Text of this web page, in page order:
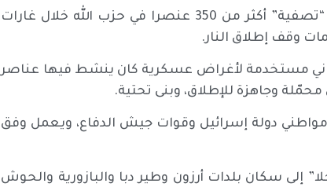
أعلن الجيش الإسرائيلي، اليوم الثلاثاء، أنه تمكن من “تصفية” أكثر من 350 عنصرا في حزب الله خلال غارات
مستخدمة لأغراض عسكرية كان ينشط فيها عناصر
وجاهزة للإطلاق، وبنى تحتية.
دولة إسرائيل وقوات جيش الدفاع، ويعمل وفق
إلى سكان بلدات أرزون وطير دبا والبازورية والحوش